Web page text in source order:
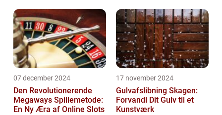
07 december 2024
Den Revolutionerende
Megaways Spillemetode:
En Ny Æra af Online Slots
17 november 2024
Gulvafslibning Skagen:
Forvandl Dit Gulv til et
Kunstværk